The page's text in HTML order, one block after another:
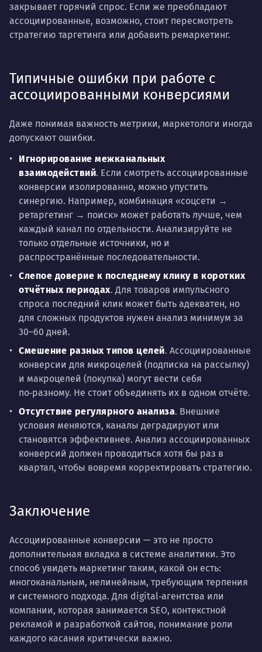
закрывает горячий спрос. Если же преобладают
ассоциированные, возможно, стоит пересмотреть
стратегию таргетинга или добавить ремаркетинг.
Типичные ошибки при работе с
ассоциированными конверсиями
Даже понимая важность метрики, маркетологи иногда
допускают ошибки.
Игнорирование межканальных
взаимодействий. Если смотреть ассоциированные
конверсии изолированно, можно упустить
синергию. Например, комбинация «соцсети →
ретаргетинг → поиск» может работать лучше, чем
каждый канал по отдельности. Анализируйте не
только отдельные источники, но и
распространённые последовательности.
Слепое доверие к последнему клику в коротких
отчётных периодах. Для товаров импульсного
спроса последний клик может быть адекватен, но
для сложных продуктов нужен анализ минимум за
30–60 дней.
Смешение разных типов целей. Ассоциированные
конверсии для микроцелей (подписка на рассылку)
и макроцелей (покупка) могут вести себя
по‑разному. Не стоит объединять их в одном отчёте.
Отсутствие регулярного анализа. Внешние
условия меняются, каналы деградируют или
становятся эффективнее. Анализ ассоциированных
конверсий должен проводиться хотя бы раз в
квартал, чтобы вовремя корректировать стратегию.
Заключение
Ассоциированные конверсии — это не просто
дополнительная вкладка в системе аналитики. Это
способ увидеть маркетинг таким, какой он есть:
многоканальным, нелинейным, требующим терпения
и системного подхода. Для digital‑агентства или
компании, которая занимается SEO, контекстной
рекламой и разработкой сайтов, понимание роли
каждого касания критически важно.